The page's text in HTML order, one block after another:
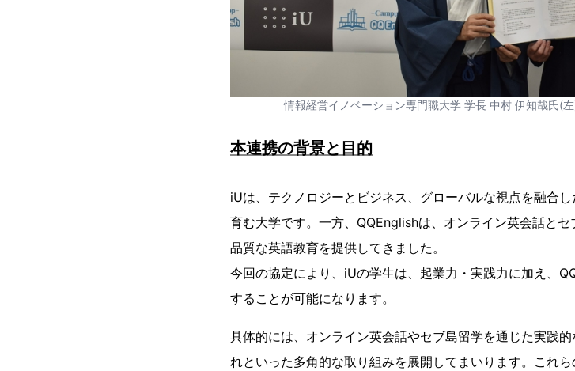
情報経営イノベーション専門職大学 学長 中村 伊知哉氏(
本連携の背景と目的
iUは、テクノロジーとビジネス、グローバルな視点を融合
育む大学です。一方、QQEnglishは、オンライン英会話と
品質な英語教育を提供してきました。
今回の協定により、iUの学生は、起業力・実践力に加え、
することが可能になります。
具体的には、オンライン英会話やセブ島留学を通じた実践
れといった多角的な取り組みを展開してまいります。これ